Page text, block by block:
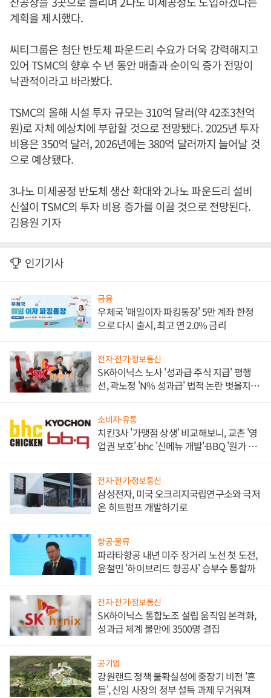
계획을 제시했다.
씨티그룹은 첨단 반도체 파운드리 수요가 더욱 강력해지고
있어 TSMC의 향후 수 년 동안 매출과 순이익 증가 전망이
낙관적이라고 바라봤다.
TSMC의 올해 시설 투자 규모는 310억 달러(약 42조3천억
원)로 자체 예상치에 부합할 것으로 전망됐다. 2025년 투자
비용은 350억 달러, 2026년에는 380억 달러까지 늘어날 것
으로 예상됐다.
3나노 미세공정 반도체 생산 확대와 2나노 파운드리 설비
신설이 TSMC의 투자 비용 증가를 이끌 것으로 전망된다.
김용원 기자
인기기사
금융
우체국 '매일이자 파킹통장' 5만 계좌 한정
으로 다시 출시, 최고 연 2.0% 금리
전자·전기·정보통신
SK하이닉스 노사 '성과급 주식 지급' 평행
선, 곽노정 'N% 성과급' 법적 논란 벗을지 주
소비자·유통
치킨3사 '가맹점 상생' 비교해보니, 교촌 '영
업권 보호'·bhc '신메뉴 개발'·BBQ '원가 부
전자·전기·정보통신
삼성전자, 미국 오크리지국립연구소와 극저
온 히트펌프 개발하기로
항공·물류
파라타항공 내년 미주 장거리 노선 첫 도전,
윤철민 '하이브리드 항공사' 승부수 통할까
전자·전기·정보통신
SK하이닉스 통합노조 설립 움직임 본격화,
성과급 체계 불만에 3500명 결집
공기업
강원랜드 정책 불확실성에 중장기 비전 '흔
들', 신임 사장의 정부 설득 과제 무거워져